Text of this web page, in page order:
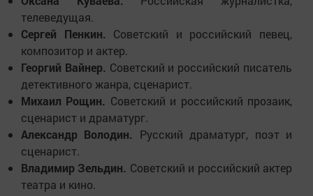
телеведущая.
Сергей Пенкин. Советский и российский певец,
композитор и актер.
Георгий Вайнер. Советский и российский писатель
детективного жанра, сценарист.
Михаил Рощин. Советский и российский прозаик,
сценарист и драматург.
Александр Володин. Русский драматург, поэт и
сценарист.
Владимир Зельдин. Советский и российский актер
театра и кино.